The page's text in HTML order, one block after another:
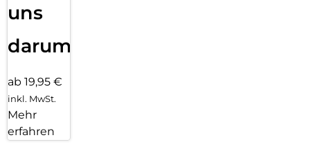
uns
darum!
ab 19,95 €
inkl. MwSt.
Mehr
erfahren